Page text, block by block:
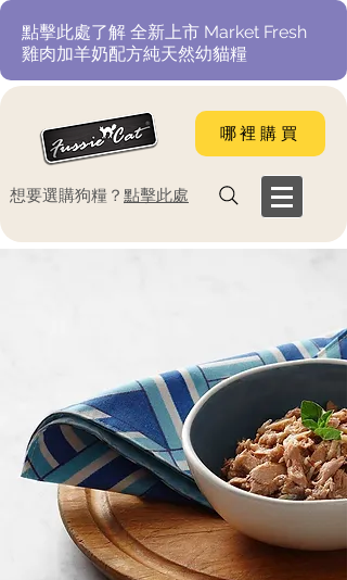
​點擊此處了解 全新上市 Market Fresh
雞肉加羊奶配方純天然幼貓糧
哪裡購買
​想要選購狗糧？ 點擊此處